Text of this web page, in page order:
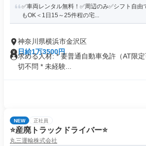
✅車両レンタル無料！✅周辺のみ✅シフト自
もOK＜1日15～25件程の宅...
神奈川県横浜市金沢区
日給1万3500円
求める人材: * 要普通自動車免許（AT限
切不問 * 未経験...
NEW 正社員
⭐産廃トラックドライバー⭐
丸三運輸株式会社